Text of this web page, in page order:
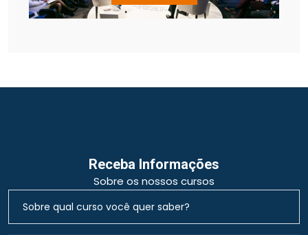
Receba Informações
Sobre os nossos cursos